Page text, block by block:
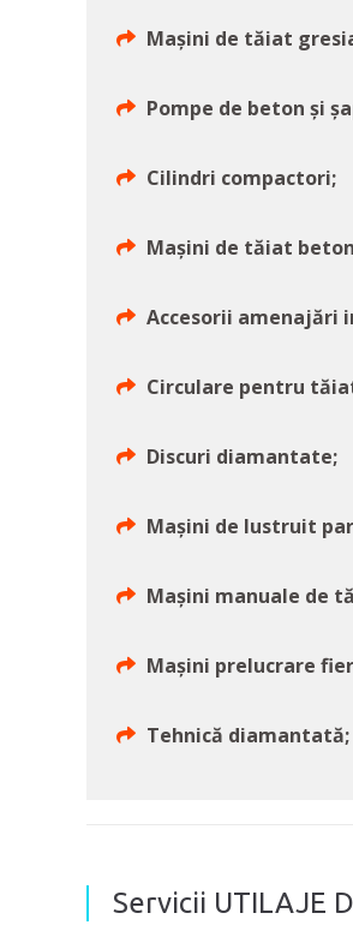
Mașini de tăiat
Pompe de beton și
Cilindri compactori;
Mașini de tăiat
Accesorii amenajări
Circulare pentru
Discuri diamantate;
Mașini de lustruit
Mașini manuale de
Mașini prelucrare
Tehnică diamantată;
Servicii UTILAJE